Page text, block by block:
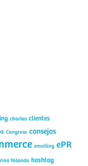
charlas clientes
Congreso consejos
emailing ePR
Yolanda hashtag